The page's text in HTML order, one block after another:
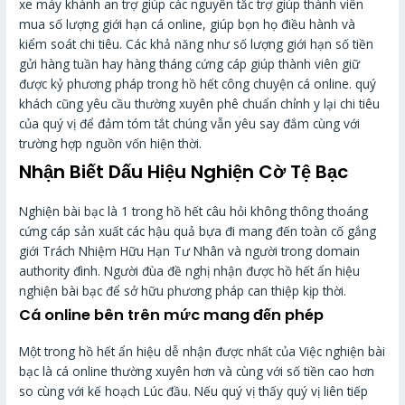
xe máy khánh an trợ giúp các nguyên tắc trợ giúp thành viên
mua số lượng giới hạn cá online, giúp bọn họ điều hành và
kiểm soát chi tiêu. Các khả năng như số lượng giới hạn số tiền
gửi hàng tuần hay hàng tháng cứng cáp giúp thành viên giữ
được kỷ phương pháp trong hồ hết công chuyện cá online. quý
khách cũng yêu cầu thường xuyên phê chuẩn chỉnh y lại chi tiêu
của quý vị để đảm tóm tắt chúng vẫn yêu say đắm cùng với
trường hợp nguồn vốn hiện thời.
Nhận Biết Dấu Hiệu Nghiện Cờ Tệ Bạc
Nghiện bài bạc là 1 trong hồ hết câu hỏi không thông thoáng
cứng cáp sản xuất các hậu quả bựa đi mang đến toàn cố gắng
giới Trách Nhiệm Hữu Hạn Tư Nhân và người trong domain
authority đình. Người đùa đề nghị nhận được hồ hết ẩn hiệu
nghiện bài bạc để sở hữu phương pháp can thiệp kịp thời.
Cá online bên trên mức mang đến phép
Một trong hồ hết ẩn hiệu dễ nhận được nhất của Việc nghiện bài
bạc là cá online thường xuyên hơn và cùng với số tiền cao hơn
so cùng với kế hoạch Lúc đầu. Nếu quý vị thấy quý vị liên tiếp